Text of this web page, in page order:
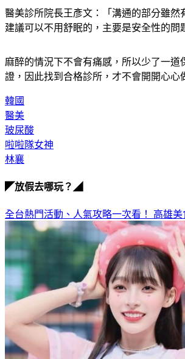
醫美診所院長王彥文：「溝通的部分雖
建議可以不用舒眠的，主要是安全性的問
麻醉的情況下不會有痛感，所以少了一
證，因此找到合格診所，才不會開開心心
韓國
醫美
玻尿酸
啦啦隊女神
林襄
◤放假去哪玩？◢
全台熱門活動、人氣攻略一次看！ 高雄